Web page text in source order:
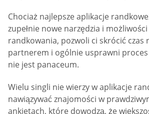
Chociaż najlepsze aplikacje
zupełnie nowe narzędzia i
randkowania, pozwoli ci skrócić czas
partnerem i ogólnie usprawni
nie jest panaceum.
Wielu singli nie wierzy w aplikacje
nawiązywać znajomości w
ankietach, które dowodzą, że